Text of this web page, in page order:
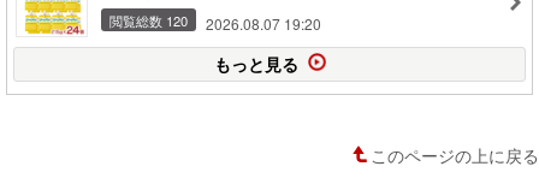
閲覧総数 120 2026.08.07 19:20
もっと見る
このページの上に戻る